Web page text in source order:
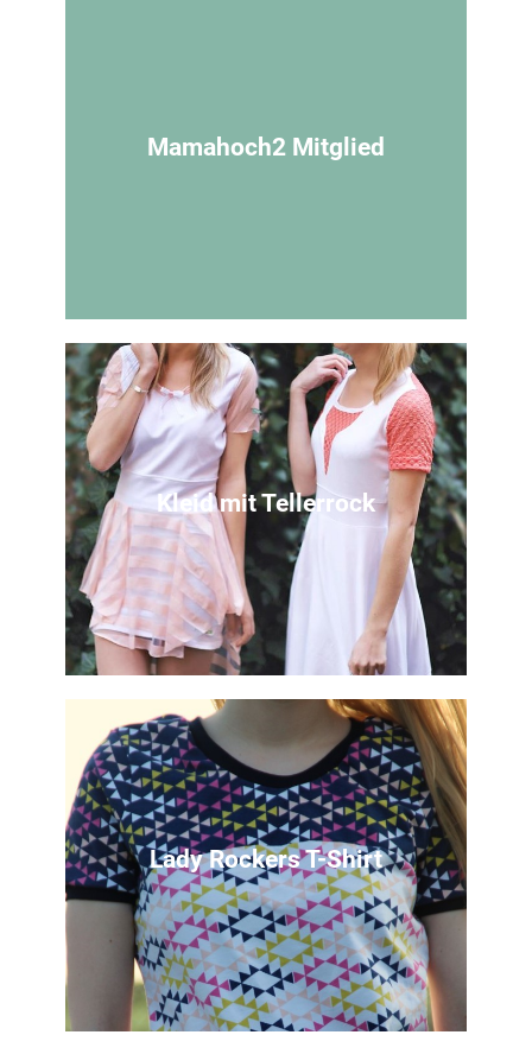
Mamahoch2 Mitglied
Du bist Mitglied oder willst
eines werden?
Profitiere von kostenfreien Inhalten
Zum Mitgliedsbereich
Kleid mit Tellerrock
Nähanleitung
für ein Kleid mit Tellerrock auf Basis des
Lady Rockers
Zur Anleitung
Lady Rockers T-Shirt